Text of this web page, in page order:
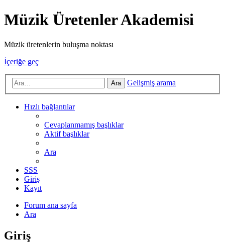
Müzik Üretenler Akademisi
Müzik üretenlerin buluşma noktası
İçeriğe geç
Ara Gelişmiş arama
Hızlı bağlantılar
Cevaplanmamış başlıklar
Aktif başlıklar
Ara
SSS
Giriş
Kayıt
Forum ana sayfa
Ara
Giriş